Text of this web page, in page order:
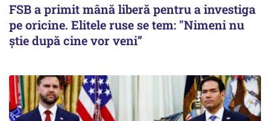
FSB a primit mână liberă pentru a investiga
pe oricine. Elitele ruse se tem: "Nimeni nu
știe după cine vor veni”